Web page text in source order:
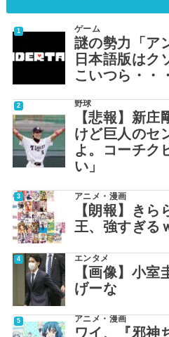
ゲーム
謎の勢力「ア
日本語版はク
こいつら・・
野球
【悲報】新
けど巨人のセ
よ。コーチク
い」
アニメ・漫画
【朗報】きら
王、強すぎる
エンタメ
【画像】小
げーな
アニメ・漫画
ワイ、『邪神